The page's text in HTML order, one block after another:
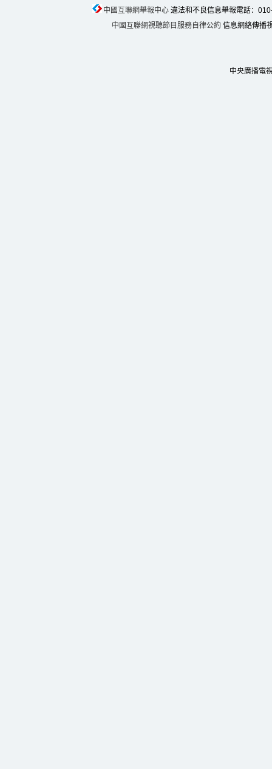
中國互聯網舉報中心違法和不良信息舉報電話：
中國互聯網視聽節目服務自律公約 信息網絡傳播
中央廣播電